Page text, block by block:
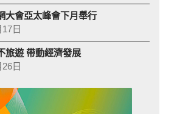
大會亞太峰會下月舉行
日
旅遊 帶動經濟發展
日